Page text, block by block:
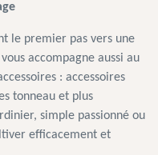
le premier pas vers une
accompagne aussi au
: accessoires
tonneau et plus
simple passionné ou
efficacement et